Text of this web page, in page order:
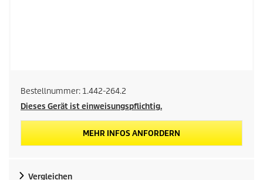
Bestellnummer: 1.442-264.2
Dieses Gerät ist einweisungspflichtig.
MEHR INFOS ANFORDERN
Vergleichen